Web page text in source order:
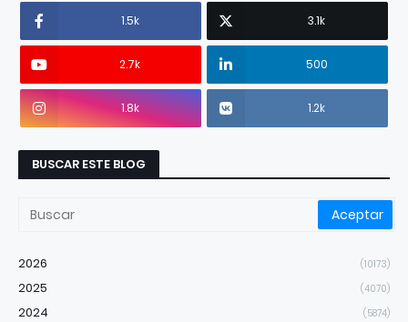
1.5k 3.1k
2.7k 500
1.8k 1.2k
BUSCAR ESTE BLOG
2026 (10173)
2025 (4070)
2024 (5874)